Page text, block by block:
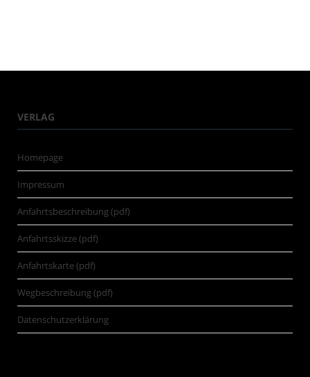
VERLAG
Homepage
Impressum
Anfahrtsbeschreibung (pdf)
Anfahrtsskizze (pdf)
Anfahrtskarte (pdf)
Wegbeschreibung (pdf)
Datenschutzerklärung